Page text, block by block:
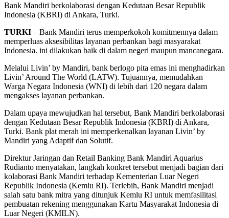
Bank Mandiri berkolaborasi dengan Kedutaan Besar Republik
Indonesia (KBRI) di Ankara, Turki.
TURKI – Bank Mandiri terus memperkokoh komitmennya dalam
memperluas aksesibilitas layanan perbankan bagi masyarakat
Indonesia. ini dilakukan baik di dalam negeri maupun mancanegara.
Melalui Livin’ by Mandiri, bank berlogo pita emas ini menghadirkan
Livin’ Around The World (LATW). Tujuannya, memudahkan
Warga Negara Indonesia (WNI) di lebih dari 120 negara dalam
mengakses layanan perbankan.
Dalam upaya mewujudkan hal tersebut, Bank Mandiri berkolaborasi
dengan Kedutaan Besar Republik Indonesia (KBRI) di Ankara,
Turki. Bank plat merah ini memperkenalkan layanan Livin’ by
Mandiri yang Adaptif dan Solutif.
Direktur Jaringan dan Retail Banking Bank Mandiri Aquarius
Rudianto menyatakan, langkah konkret tersebut menjadi bagian dari
kolaborasi Bank Mandiri terhadap Kementerian Luar Negeri
Republik Indonesia (Kemlu RI). Terlebih, Bank Mandiri menjadi
salah satu bank mitra yang ditunjuk Kemlu RI untuk memfasilitasi
pembuatan rekening menggunakan Kartu Masyarakat Indonesia di
Luar Negeri (KMILN).